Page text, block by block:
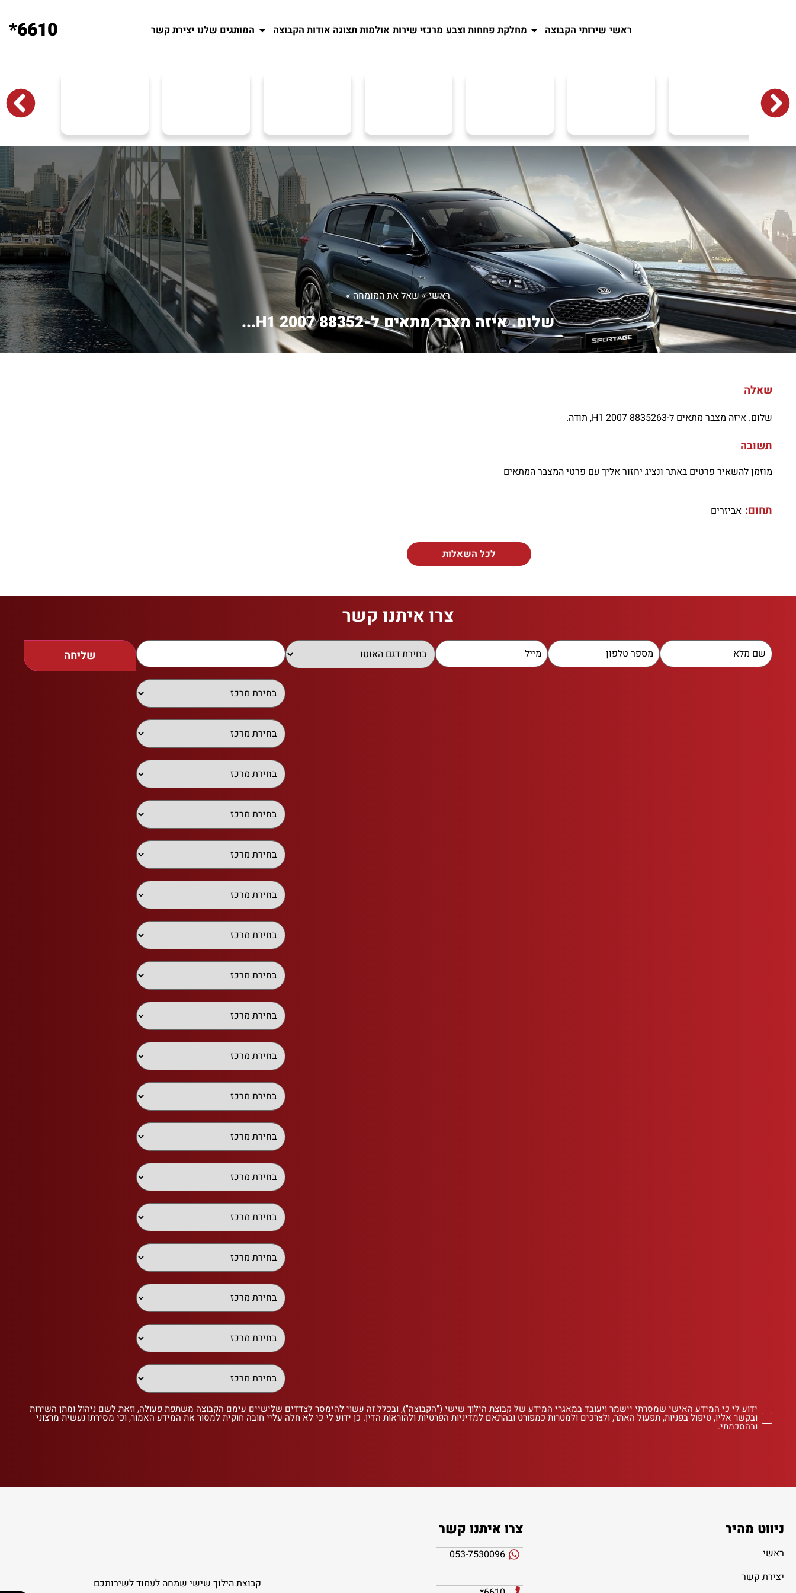
ראשי שירותי הקבוצה מחלקת פחחות וצבע מרכזי שירות אולמות תצוגה אודות הקבוצה המותגים שלנו יצירת קשר 6610*
ראשי»שאל את המומחה»
שלום. איזה מצבר מתאים ל-H1 2007 88352...
שאלה
שלום. איזה מצבר מתאים ל-H1 2007 8835263, תודה.
תשובה
מוזמן להשאיר פרטים באתר ונציג יחזור אליך עם פרטי המצבר המתאים
תחום: אביזרים
לכל השאלות
צרו איתנו קשר
שליחה
ידוע לי כי המידע האישי שמסרתי יישמר ויעובד במאגרי המידע של קבוצת הילוך שישי ("הקבוצה"), ובכלל זה עשוי להימסר לצדדים שלישיים עימם הקבוצה משתפת פעולה, וזאת לשם ניהול ומתן השירות
ובקשר אליו, טיפול בפניות, תפעול האתר, ולצרכים ולמטרות כמפורט ובהתאם למדיניות הפרטיות ולהוראות הדין. כן ידוע לי כי לא חלה עליי חובה חוקית למסור את המידע האמור, וכי מסירתו נעשית מרצוני
ובהסכמתי.
ניווט מהיר
ראשי
יצירת קשר
צרו איתנו קשר
053-7530096
קבוצת הילוך שישי שמחה לעמוד לשירותכם